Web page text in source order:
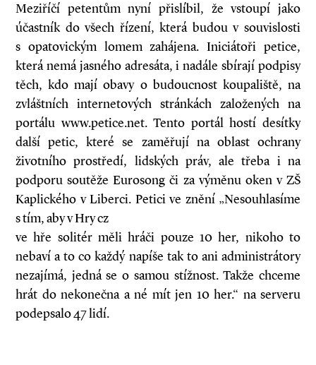
Meziříčí petentům nyní přislíbil, že vstoupí jako
účastník do všech řízení, která budou v souvislosti
s opatovickým lomem zahájena. Iniciátoři petice,
která nemá jasného adresáta, i nadále sbírají podpisy
těch, kdo mají obavy o budoucnost koupaliště, na
zvláštních internetových stránkách založených na
portálu www.petice.net. Tento portál hostí desítky
další petic, které se zaměřují na oblast ochrany
životního prostředí, lidských práv, ale třeba i na
podporu soutěže Eurosong či za výměnu oken v ZŠ
Kaplického v Liberci. Petici ve znění „Nesouhlasíme
s tím, aby v Hry cz
ve hře solitér měli hráči pouze 10 her, nikoho to
nebaví a to co každý napíše tak to ani administrátory
nezajímá, jedná se o samou stížnost. Takže chceme
hrát do nekonečna a né mít jen 10 her.“ na serveru
podepsalo 47 lidí.